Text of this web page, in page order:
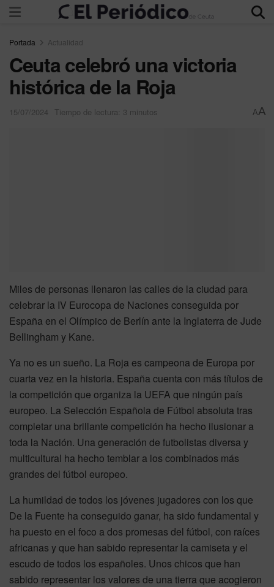
Portada Actualidad
Ceuta celebró una victoria
histórica de la Roja
15/07/2024 Tiempo de lectura: 3 minutos AA
Miles de personas llenaron las calles de la ciudad para
celebrar la IV Eurocopa de Naciones conseguida por
España en el Olímpico de Berlín ante la Inglaterra de Jude
Bellingham y Kane.
Ya no es un sueño. La Roja es campeona de Europa por
cuarta vez en la historia. España cuenta con más títulos de
la competición que organiza la UEFA que ningún país
europeo. La Selección Española de Fútbol absoluta tras
completar una brillante competición ha hecho ilusionar a
toda la Nación. Una generación de futbolistas diversa y
multicultural ha hecho temblar a los combinados más
grandes del fútbol europeo.
La humildad de todos los jóvenes jugadores con los que
De la Fuente ha conseguido ganar, ha sido fundamental y
ha puesto en el foco a dos promesas del fútbol, con raíces
africanas y que han sabido representar la camiseta y el
escudo de todos los españoles. Unos chicos que han
sabido representar los valores de una tierra que acogieron